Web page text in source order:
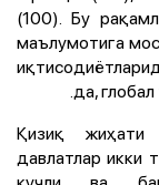
(100). Бу
маълумотига
да,
Қизиқ жиҳати
давлатлар икки